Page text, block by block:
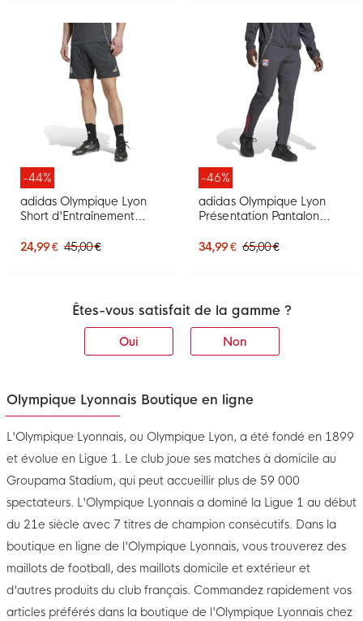
-44%
adidas Olympique Lyon
Short d'Entraînement
Doré Rouge Bleu
24,99 € 45,00 €
-46%
adidas Olympique Lyon
Présentation Pantalon
2026 Gris Foncé Doré
34,99 € 65,00 €
Êtes-vous satisfait de la gamme ?
Oui Non
Olympique Lyonnais Boutique en ligne
L'Olympique Lyonnais, ou Olympique Lyon, a été fondé en 1899
et évolue en Ligue 1. Le club joue ses matches à domicile au
Groupama Stadium, qui peut accueillir plus de 59 000
spectateurs. L'Olympique Lyonnais a dominé la Ligue 1 au début
du 21e siècle avec 7 titres de champion consécutifs. Dans la
boutique en ligne de l'Olympique Lyonnais, vous trouverez des
maillots de football, des maillots domicile et extérieur et
d'autres produits du club français. Commandez rapidement vos
articles préférés dans la boutique de l'Olympique Lyonnais chez